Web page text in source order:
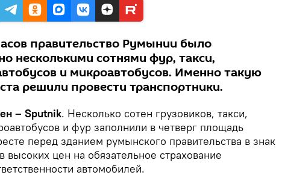
правительство Румынии было
несколькими сотнями фур, такси,
и микроавтобусов. Именно такую
решили провести транспортники.
– Sputnik. Несколько сотен грузовиков, такси,
и фур заполнили в четверг площадь
перед зданием румынского правительства в знак
высоких цен на обязательное страхование
автомобилей.